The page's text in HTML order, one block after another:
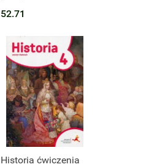
52.71
Historia ćwiczenia